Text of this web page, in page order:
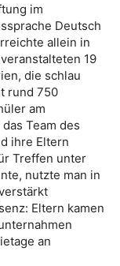
im
Deutsch
allein in
19
die schlau
rund 750
am
Team des
ihre Eltern
Treffen unter
nutzte man in
Eltern kamen
an